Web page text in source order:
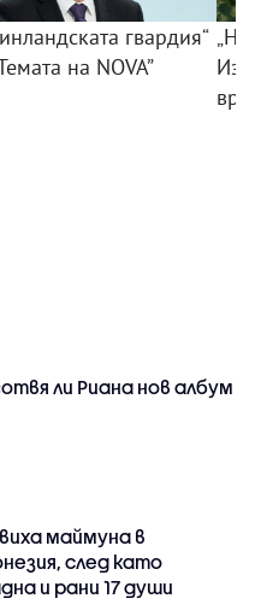
гвардия“
на NOVA”
ли Риана нов албум
маймуна в
след като
и рани 17 души